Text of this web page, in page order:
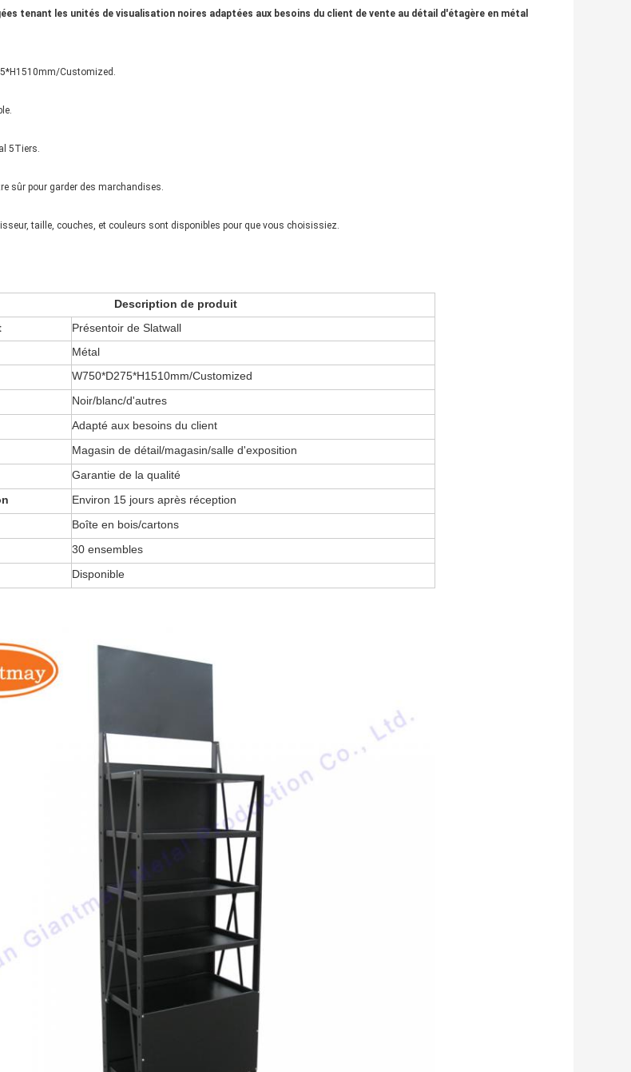
tenant les unités de visualisation noires adaptées aux besoins du client de vente au détail d'étagère en métal
Customized.
5Tiers.
sûr pour garder des marchandises.
taille, couches, et couleurs sont disponibles pour que vous choisissiez.
Description de produit
Présentoir de Slatwall
Métal
W750*D275*H1510mm/Customized
Noir/blanc/d'autres
Adapté aux besoins du client
Magasin de détail/magasin/salle d'exposition
Garantie de la qualité
Environ 15 jours après réception
Boîte en bois/cartons
30 ensembles
Disponible